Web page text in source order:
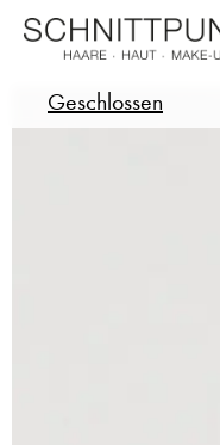
Geschlossen